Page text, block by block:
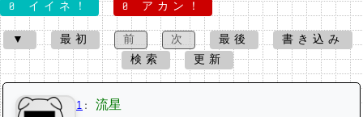
0 イイネ！ 0 アカン！
▼ 最初 前 次 最後
書き込み
検索
更新
1 : 流星